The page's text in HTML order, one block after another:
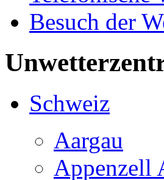
Besuch der
Schweiz
Aargau
Appenzell